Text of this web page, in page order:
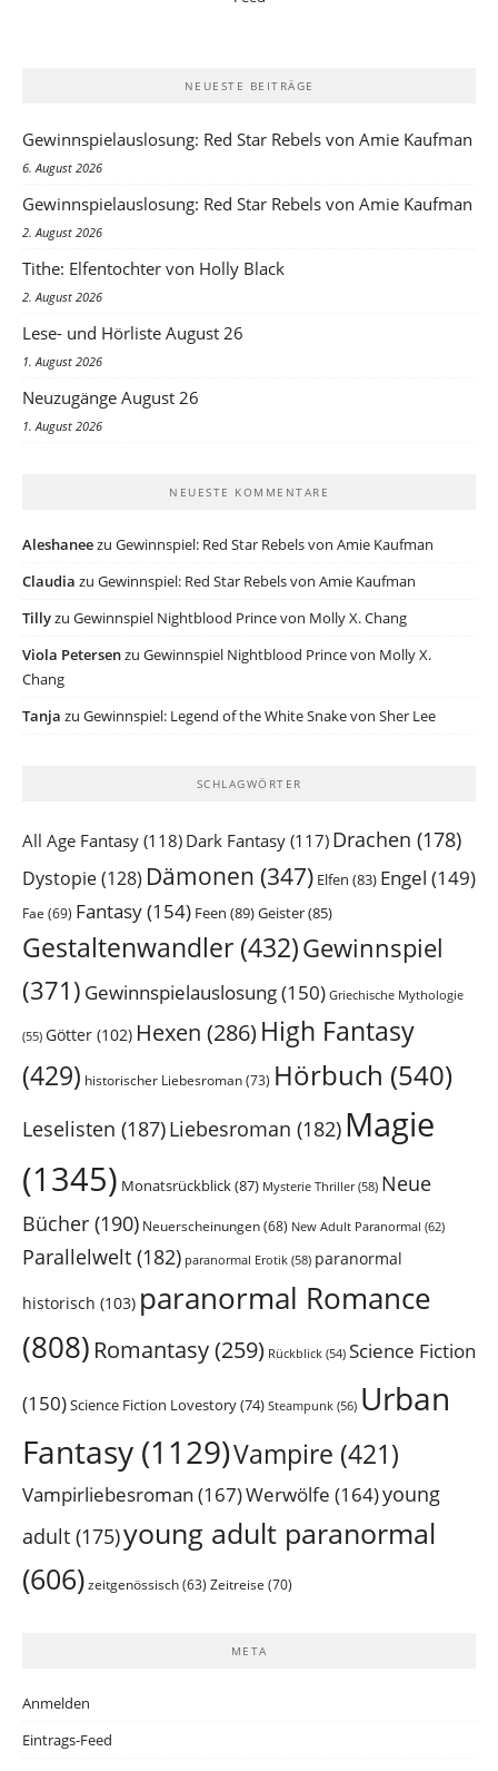
NEUESTE BEITRÄGE
Gewinnspielauslosung: Red Star Rebels von Amie Kaufman
6. August 2026
Gewinnspielauslosung: Red Star Rebels von Amie Kaufman
2. August 2026
Tithe: Elfentochter von Holly Black
2. August 2026
Lese- und Hörliste August 26
1. August 2026
Neuzugänge August 26
1. August 2026
NEUESTE KOMMENTARE
Aleshaneezu Gewinnspiel: Red Star Rebels von Amie Kaufman
Claudia zu Gewinnspiel: Red Star Rebels von Amie Kaufman
Tillyzu Gewinnspiel Nightblood Prince von Molly X. Chang
Viola Petersenzu Gewinnspiel Nightblood Prince von Molly X.
Chang
Tanja zu Gewinnspiel: Legend of the White Snake von Sher Lee
SCHLAGWÖRTER
All Age Fantasy (118) Dark Fantasy (117) Drachen (178)
Dystopie(128) Dämonen (347) Elfen (83) Engel (149)
Fae (69) Fantasy(154) Feen (89)Geister(85)
Gestaltenwandler (432)Gewinnspiel
(371) Gewinnspielauslosung(150) Griechische Mythologie
(55) Götter (102) Hexen (286) High Fantasy
(429) historischer Liebesroman(73) Hörbuch (540)
Leselisten (187)Liebesroman (182) Magie
(1345) Monatsrückblick(87) Mysterie Thriller(58) Neue
Bücher (190) Neuerscheinungen(68) New Adult Paranormal (62)
Parallelwelt (182) paranormal Erotik (58) paranormal
historisch (103) paranormal Romance
(808) Romantasy(259) Rückblick (54) Science Fiction
(150)Science Fiction Lovestory(74) Steampunk (56) Urban
Fantasy (1129)Vampire (421)
Vampirliebesroman (167)Werwölfe (164)young
adult (175)young adult paranormal
(606) zeitgenössisch (63) Zeitreise (70)
META
Anmelden
Eintrags-Feed